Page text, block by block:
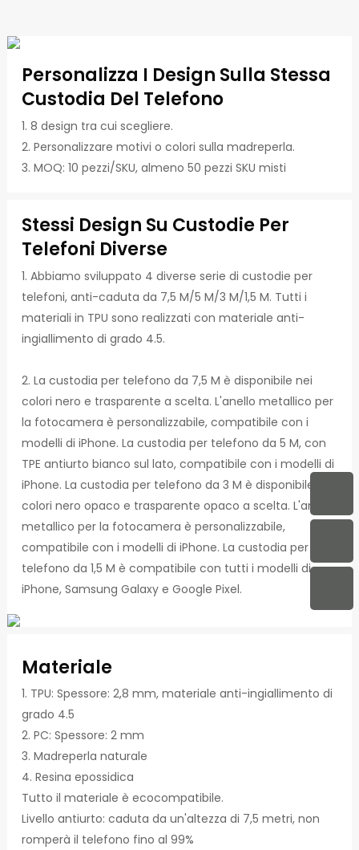
Personalizza I Design Sulla Stessa
Custodia Del Telefono
1. 8 design tra cui scegliere.
2. Personalizzare motivi o colori sulla madreperla.
3. MOQ: 10 pezzi/SKU, almeno 50 pezzi SKU misti
Stessi Design Su Custodie Per
Telefoni Diverse
1. Abbiamo sviluppato 4 diverse serie di custodie per
telefoni, anti-caduta da 7,5 M/5 M/3 M/1,5 M. Tutti i
materiali in TPU sono realizzati con materiale anti-
ingiallimento di grado 4.5.
2. La custodia per telefono da 7,5 M è disponibile nei
colori nero e trasparente a scelta. L'anello metallico per
la fotocamera è personalizzabile, compatibile con i
modelli di iPhone. La custodia per telefono da 5 M, con
TPE antiurto bianco sul lato, compatibile con i modelli di
iPhone. La custodia per telefono da 3 M è disponibile nei
colori nero opaco e trasparente opaco a scelta. L'anello
metallico per la fotocamera è personalizzabile,
compatibile con i modelli di iPhone. La custodia per
telefono da 1,5 M è compatibile con tutti i modelli di
iPhone, Samsung Galaxy e Google Pixel.
Materiale
1. TPU: Spessore: 2,8 mm, materiale anti-ingiallimento di
grado 4.5
2. PC: Spessore: 2 mm
3. Madreperla naturale
4. Resina epossidica
Tutto il materiale è ecocompatibile.
Livello antiurto: caduta da un'altezza di 7,5 metri, non
romperà il telefono fino al 99%